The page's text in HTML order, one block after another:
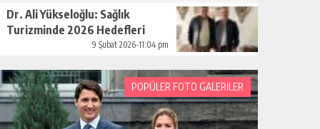
Dr. Ali Yükseloğlu: Sağlık
Turizminde 2026 Hedefleri
9 Şubat 2026-11:04 pm
POPÜLER FOTO GALERİLER